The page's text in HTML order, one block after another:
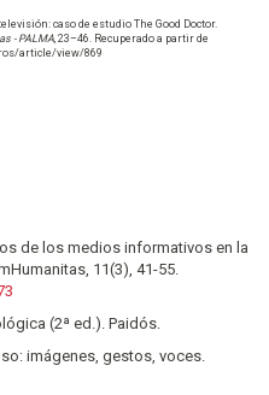
caso de estudio The Good Doctor.
- PALMA, 23–46. Recuperado a partir de
article/view/869
de los medios informativos en la
11(3), 41-55.
(2ª ed.). Paidós.
imágenes, gestos, voces.